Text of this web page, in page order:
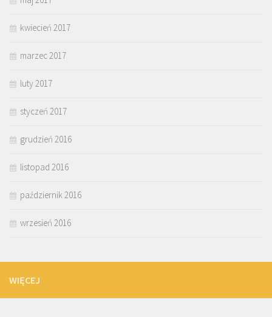
kwiecień 2017
marzec 2017
luty 2017
styczeń 2017
grudzień 2016
listopad 2016
październik 2016
wrzesień 2016
WIĘCEJ